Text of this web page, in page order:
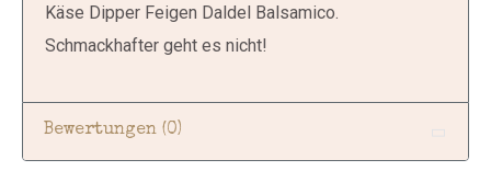
Käse Dipper Feigen Daldel Balsamico.
Schmackhafter geht es nicht!
Bewertungen (0)